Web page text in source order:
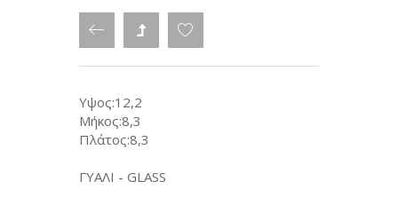
Υψος:12,2
Μήκος:8,3
Πλάτος:8,3
ΓΥΑΛΙ - GLASS